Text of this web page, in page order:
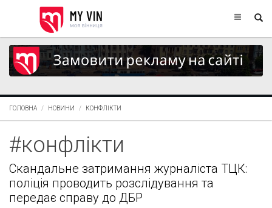
ГОЛОВНА НОВИНИ КОНФЛІКТИ
#конфлікти
Скандальне затримання журналіста ТЦК:
поліція проводить розслідування та
передає справу до ДБР